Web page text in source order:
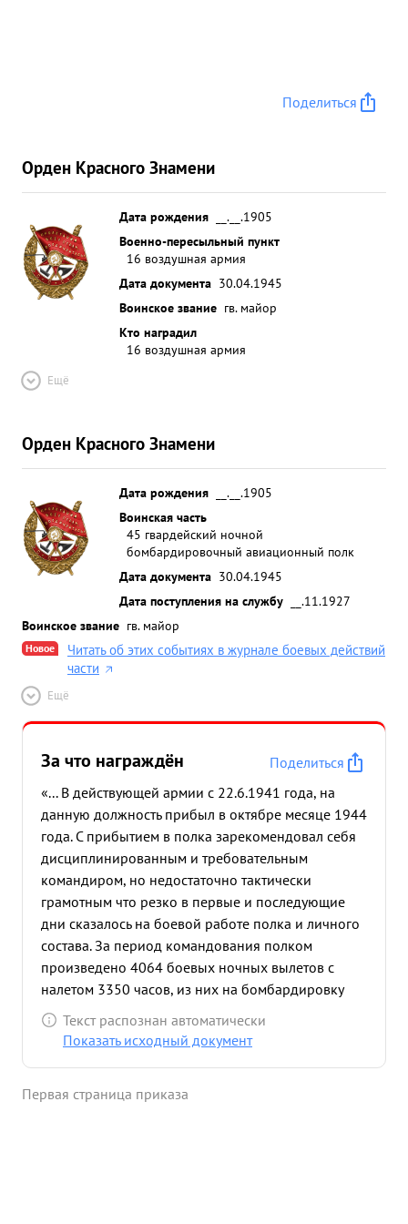
Поделиться
Орден Красного Знамени
Дата рождения
__.__.1905
Военно-пересыльный пункт
16 воздушная армия
Дата документа 30.04.1945
Воинское звание гв. майор
Кто наградил
16 воздушная армия
Ещё
Орден Красного Знамени
Дата рождения
__.__.1905
Воинская часть
45 гвардейский ночной
бомбардировочный авиационный полк
Дата документа 30.04.1945
Дата поступления на службу
__.11.1927
Воинское звание гв. майор
Новое
Читать об этих событиях в журнале боевых действий
части
Ещё
За что награждён
Поделиться
«... В действующей армии с 22.6.1941 года, на
данную должность прибыл в октябре месяце 1944
года. С прибытием в полка зарекомендовал себя
дисциплинированным и требовательным
командиром, но недостаточно тактически
грамотным что резко в первые и последующие
дни сказалось на боевой работе полка и личного
состава. За период командования полком
произведено 4064 боевых ночных вылетов с
налетом 3350 часов, из них на бомбардировку
живой силы и техники противника 2914 вылетов,
на разведку-151. За период операции с 1 января
разведку 59 вылетов. Не боевые вылеты на связь
Текст распознан автоматически
Показать исходный документ
Первая страница приказа